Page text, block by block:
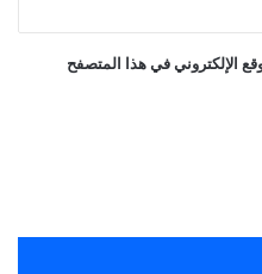
الإلكتروني في هذا المتصفح